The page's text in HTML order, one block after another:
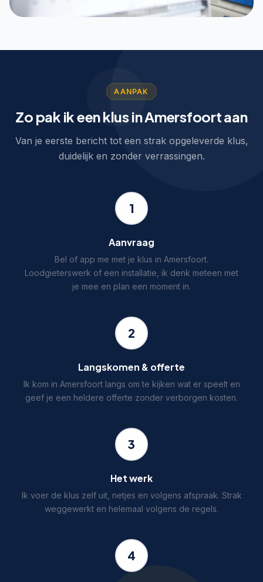
AANPAK
Zo pak ik een klus in Amersfoort aan
Van je eerste bericht tot een strak opgeleverde klus,
duidelijk en zonder verrassingen.
1
Aanvraag
Bel of app me met je klus in Amersfoort.
Loodgieterswerk of een installatie, ik denk meteen met
je mee en plan een moment in.
2
Langskomen & offerte
Ik kom in Amersfoort langs om te kijken wat er speelt en
geef je een heldere offerte zonder verborgen kosten.
3
Het werk
Ik voer de klus zelf uit, netjes en volgens afspraak. Strak
weggewerkt en helemaal volgens de regels.
4